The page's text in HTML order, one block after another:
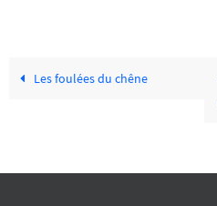
Les foulées du chêne